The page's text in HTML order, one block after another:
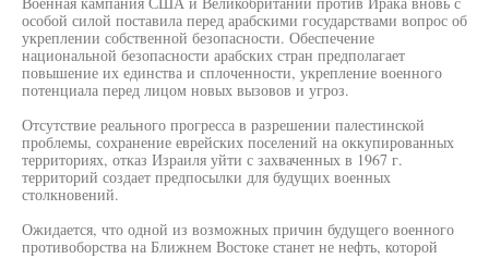
особой силой поставила перед арабскими государствами вопрос об
укреплении собственной безопасности. Обеспечение
национальной безопасности арабских стран предполагает
повышение их единства и сплоченности, укрепление военного
потенциала перед лицом новых вызовов и угроз.
Отсутствие реального прогресса в разрешении палестинской
проблемы, сохранение еврейских поселений на оккупированных
территориях, отказ Израиля уйти с захваченных в 1967 г.
территорий создает предпосылки для будущих военных
столкновений.
Ожидается, что одной из возможных причин будущего военного
противоборства на Ближнем Востоке станет не нефть, которой